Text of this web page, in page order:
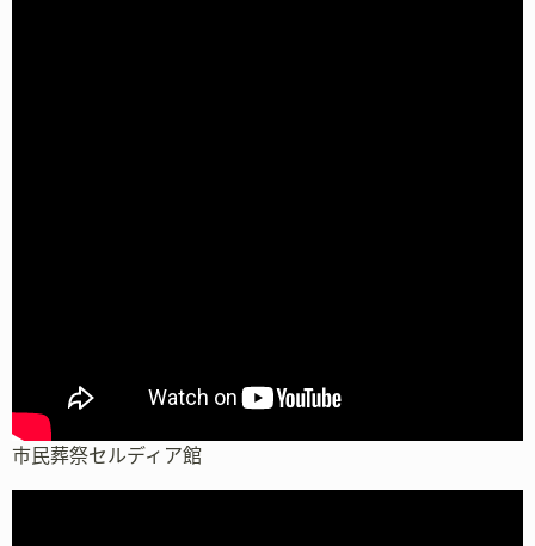
市民葬祭セルディア館